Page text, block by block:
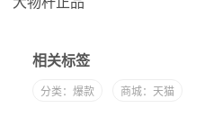
相关标签
分类：爆款 商城：天猫